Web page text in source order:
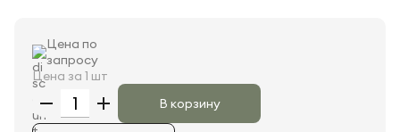
Цена по
запросу
Цена за 1 шт
В корзину